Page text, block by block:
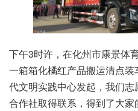
下午3时许，在化州市康景体
一箱箱化橘红产品搬运清点
代文明实践中心发起，我们志
合作社取得联系，得到了大